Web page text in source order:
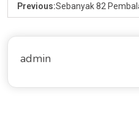
Previous:Sebanyak 82
admin